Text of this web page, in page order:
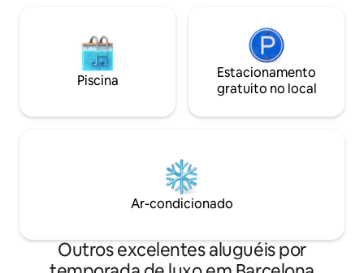
stand-alone shower and bathtub,
Television, Terrace, Sea view • Bedroom
3: King size bed, Ensuite bathroom with
stand-alone shower and bathtub,
AMENITIES • Decorative fireplace •
may be required): • Babysitting service
Piscina
Estacionamento
gratuito no local
Ar-condicionado
Outros excelentes aluguéis por